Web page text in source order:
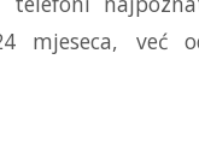
mjeseca, već